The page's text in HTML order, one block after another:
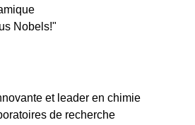
Nobels!"
et leader en chimie
de recherche